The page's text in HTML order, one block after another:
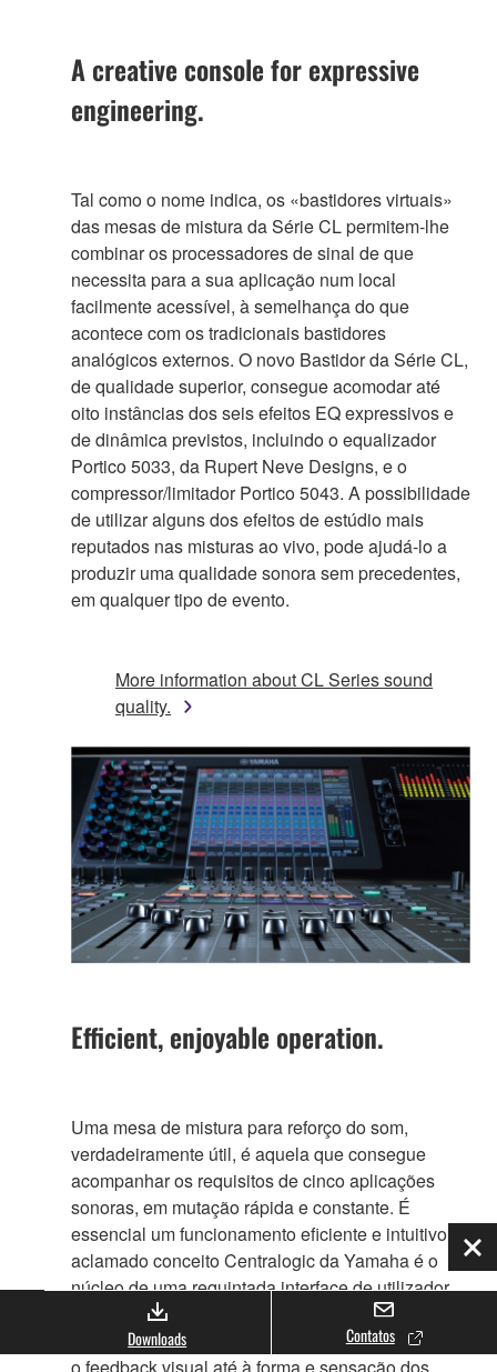
A creative console for expressive
engineering.
Tal como o nome indica, os «bastidores virtuais»
das mesas de mistura da Série CL permitem-lhe
combinar os processadores de sinal de que
necessita para a sua aplicação num local
facilmente acessível, à semelhança do que
acontece com os tradicionais bastidores
analógicos externos. O novo Bastidor da Série CL,
de qualidade superior, consegue acomodar até
oito instâncias dos seis efeitos EQ expressivos e
de dinâmica previstos, incluindo o equalizador
Portico 5033, da Rupert Neve Designs, e o
compressor/limitador Portico 5043. A possibilidade
de utilizar alguns dos efeitos de estúdio mais
reputados nas misturas ao vivo, pode ajudá-lo a
produzir uma qualidade sonora sem precedentes,
em qualquer tipo de evento.
More information about CL Series sound
quality.
Efficient, enjoyable operation.
Uma mesa de mistura para reforço do som,
verdadeiramente útil, é aquela que consegue
acompanhar os requisitos de cinco aplicações
sonoras, em mutação rápida e constante. É
essencial um funcionamento eficiente e intuitivo. O
aclamado conceito Centralogic da Yamaha é o
núcleo de uma requintada interface de utilizador,
que proporciona um novo nível de eficiência
operacional sem precedentes, na Série CL, desde
Downloads Contatos